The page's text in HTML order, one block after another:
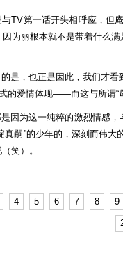
第一话开头相呼应，但庵
为丽根本就不是带着什么
，也正是因此，我们才看
的爱情体现——而这与所谓“
为这一纯粹的激烈情感，
真嗣”的少年的，深刻而伟
笑）。
4 5 6 7 8 9